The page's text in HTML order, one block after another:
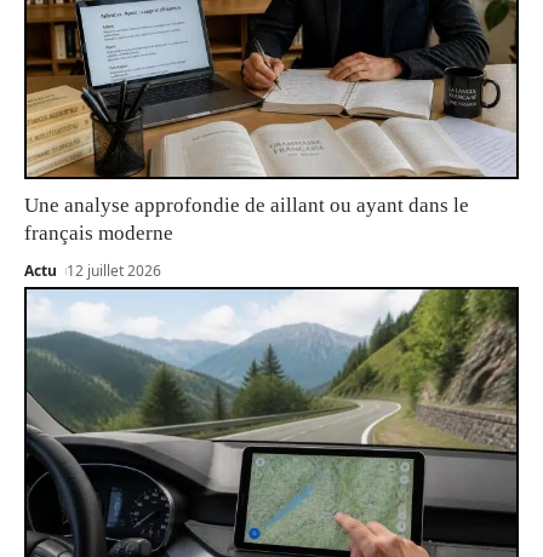
Une analyse approfondie de aillant ou ayant dans le
français moderne
Actu 12 juillet 2026